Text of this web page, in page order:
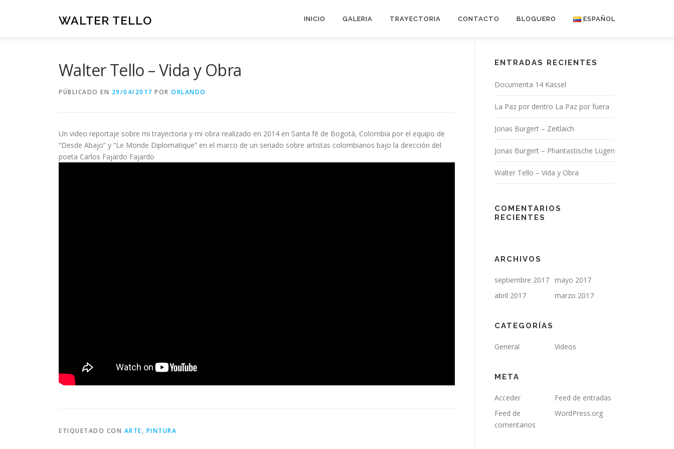
WALTER TELLO INICIO GALERIA TRAYECTORIA CONTACTO BLOGUERO ESPAÑOL
Walter Tello – Vida y Obra
PÚBLICADO EN 29/04/2017 POR ORLANDO
Un video reportaje sobre mi trayectoria y mi obra realizado en 2014 en Santa fé de Bogotá, Colombia por el equipo de
“Desde Abajo” y “Le Monde Diplomatique” en el marco de un seriado sobre artistas colombianos bajo la dirección del
poeta Carlos Fajardo Fajardo
ETIQUETADO CON ARTE, PINTURA
ENTRADAS RECIENTES
Documenta 14 Kassel
La Paz por dentro La Paz por fuera
Jonas Burgert – Zeitlaich
Jonas Burgert – Phantastische Lügen
Walter Tello – Vida y Obra
COMENTARIOS
RECIENTES
ARCHIVOS
septiembre 2017 mayo 2017
abril 2017
marzo 2017
CATEGORÍAS
General Videos
META
Acceder
Feed de entradas
Feed de
comentarios
WordPress.org